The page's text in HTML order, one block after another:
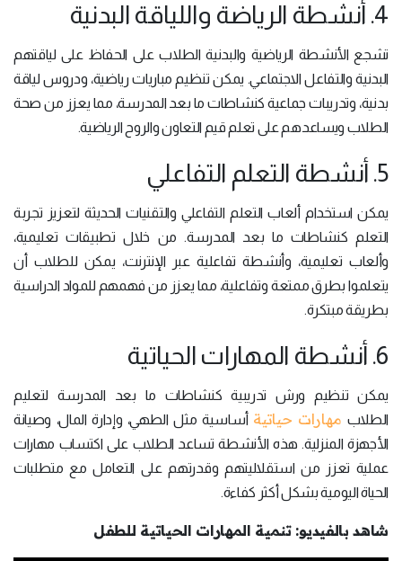
4. أنشطة الرياضة واللياقة البدنية
تشجع الأنشطة الرياضية والبدنية الطلاب على الحفاظ على لياقتهم
البدنية والتفاعل الاجتماعي. يمكن تنظيم مباريات رياضية، ودروس لياقة
بدنية، وتدريبات جماعية كنشاطات ما بعد المدرسة، مما يعزز من صحة
الطلاب ويساعدهم على تعلم قيم التعاون والروح الرياضية.
5. أنشطة التعلم التفاعلي
يمكن استخدام ألعاب التعلم التفاعلي والتقنيات الحديثة لتعزيز تجربة
التعلم كنشاطات ما بعد المدرسة. من خلال تطبيقات تعليمية،
وألعاب تعليمية، وأنشطة تفاعلية عبر الإنترنت، يمكن للطلاب أن
يتعلموا بطرق ممتعة وتفاعلية، مما يعزز من فهمهم للمواد الدراسية
بطريقة مبتكرة.
6. أنشطة المهارات الحياتية
يمكن تنظيم ورش تدريبية كنشاطات ما بعد المدرسة لتعليم
الطلاب مهارات حياتية أساسية مثل الطهي، وإدارة المال، وصيانة
الأجهزة المنزلية. هذه الأنشطة تساعد الطلاب على اكتساب مهارات
عملية تعزز من استقلاليتهم وقدرتهم على التعامل مع متطلبات
الحياة اليومية بشكل أكثر كفاءة.
شاهد بالفيديو: تنمية المهارات الحياتية للطفل